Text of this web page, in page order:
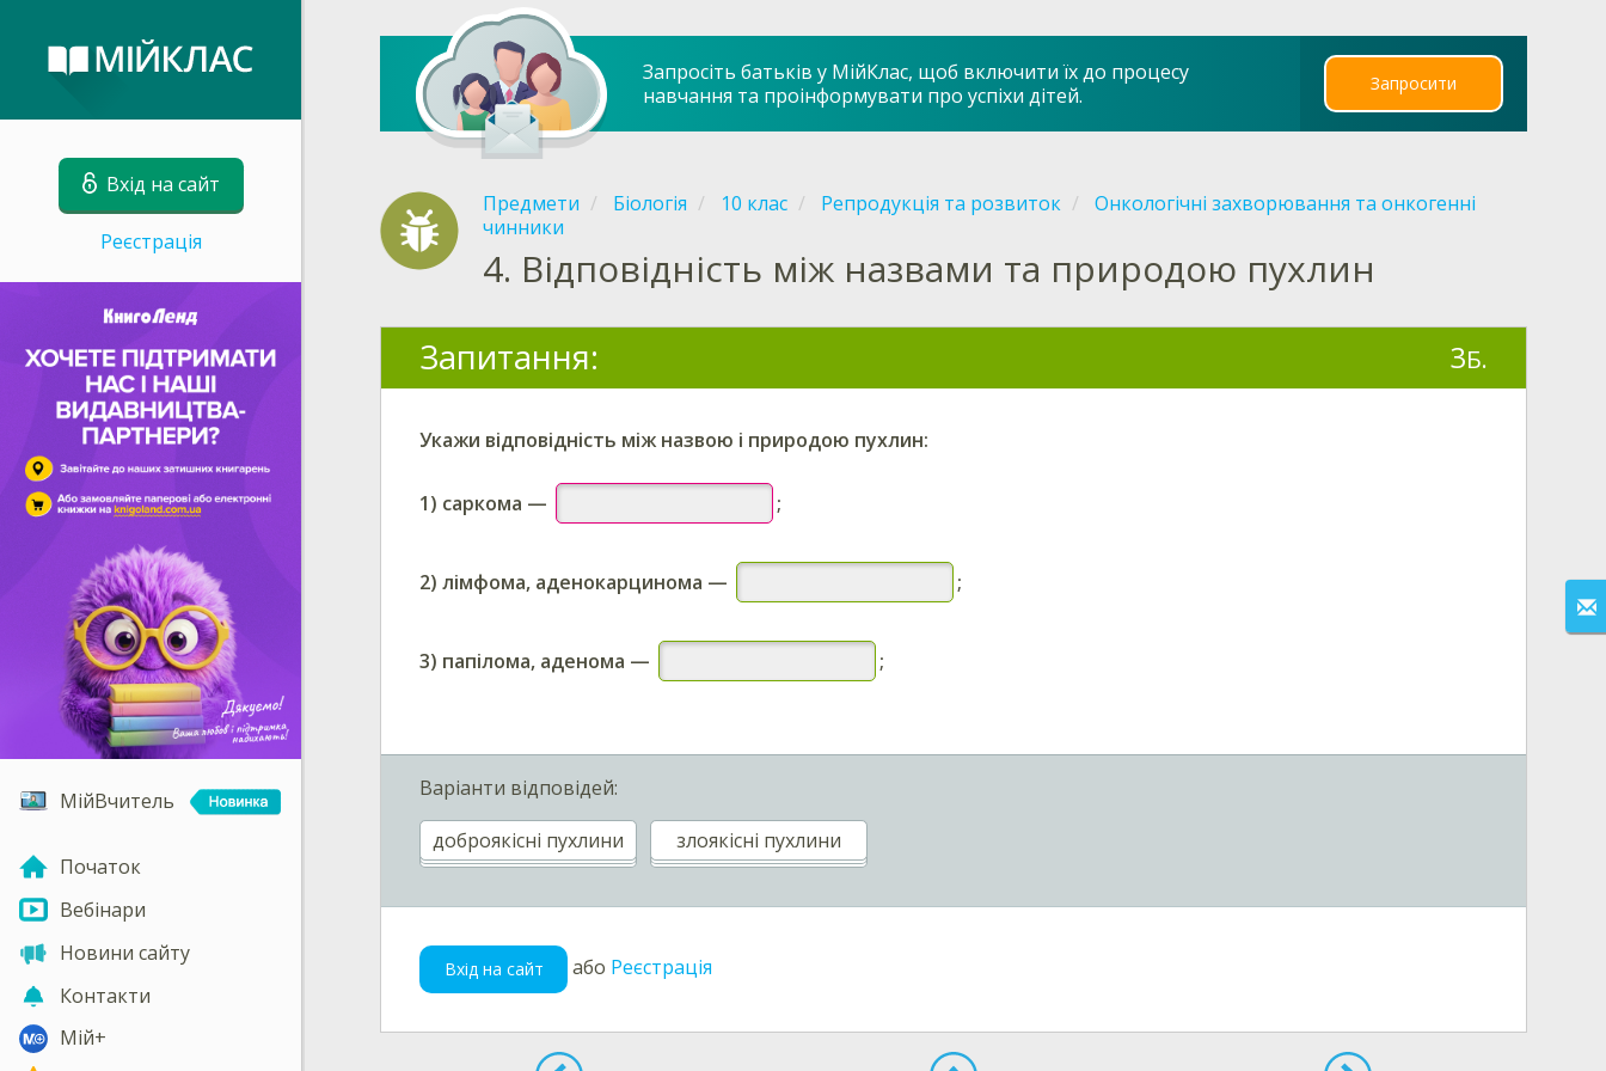
Вхід на сайт
Реєстрація
МійВчитель
Початок
Вебінари
Новини сайту
Контакти
Мій+
Запросіть батьків у МійКлас, щоб включити їх до процесу
навчання та проінформувати про успіхи дітей.
Запросити
Предмети Біологія 10 клас Репродукція та розвиток
Онкологічні захворювання та онкогенні
чинники
4. Відповідність між назвами та природою пухлин
Запитання: 3Б.
Укажи відповідність між назвою і природою пухлин:
1) саркома — ;
2) лімфома, аденокарцинома — ;
3) папілома, аденома — ;
Варіанти відповідей:
доброякісні пухлини
злоякісні пухлини
Вхід на сайт або Реєстрація